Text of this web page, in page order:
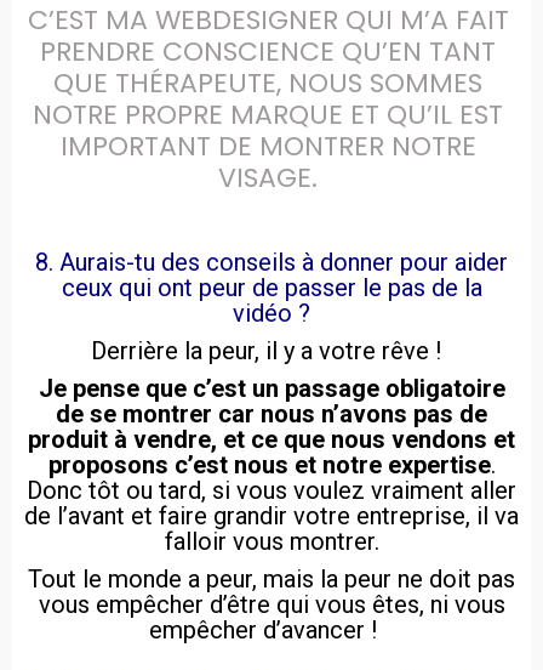
C’EST MA WEBDESIGNER QUI M’A FAIT
PRENDRE CONSCIENCE QU’EN TANT
QUE THÉRAPEUTE, NOUS SOMMES
NOTRE PROPRE MARQUE ET QU’IL EST
IMPORTANT DE MONTRER NOTRE
VISAGE.
8. Aurais-tu des conseils à donner pour aider
ceux qui ont peur de passer le pas de la
vidéo ?
Derrière la peur, il y a votre rêve !
Je pense que c’est un passage obligatoire
de se montrer car nous n’avons pas de
produit à vendre, et ce que nous vendons et
proposons c’est nous et notre expertise.
Donc tôt ou tard, si vous voulez vraiment aller
de l’avant et faire grandir votre entreprise, il va
falloir vous montrer.
Tout le monde a peur, mais la peur ne doit pas
vous empêcher d’être qui vous êtes, ni vous
empêcher d’avancer !